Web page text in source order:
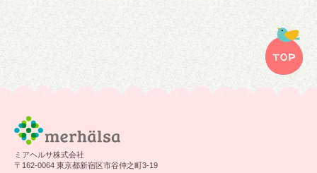
ミアヘルサ株式会社
〒162-0064 東京都新宿区市谷仲之町3-19